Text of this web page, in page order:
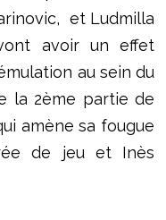
et Ludmilla
avoir un effet
au sein du
la 2ème partie de
amène sa fougue
de jeu et Inès